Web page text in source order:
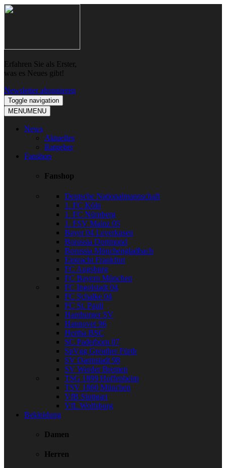
Skip
Skip
Erfahren Sie als Erster,
was es Neues gibt!
Newsletter abonnieren
Toggle navigation
MENUMENU
News
Aktuelles
Ratgeber
Fanshop
Fanshop
Deutsche Nationalmannschaft
1. FC Köln
1. FC Nürnberg
1. FSV Mainz 05
Bayer 04 Leverkusen
Borussia Dortmund
Borussia Mönchengladbach
Eintracht Frankfurt
FC Augsburg
FC Bayern München
FC Ingolstadt 04
FC Schalke 04
FC St. Pauli
Hamburger SV
Hannover 96
Hertha BSC
SC Paderborn 07
SpVgg Greuther Fürth
SV Darmstadt 98
SV Werder Bremen
TSG 1899 Hoffenheim
TSV 1860 München
VfB Stuttgart
VfL Wolfsburg
Bekleidung
Damen
Herren